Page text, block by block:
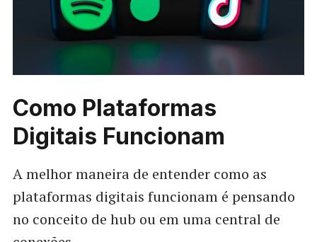
Como Plataformas
Digitais Funcionam
A melhor maneira de entender como as
plataformas digitais funcionam é pensando
no conceito de hub ou em uma central de